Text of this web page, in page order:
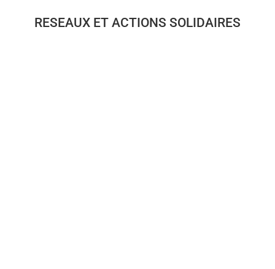
RESEAUX ET ACTIONS SOLIDAIRES